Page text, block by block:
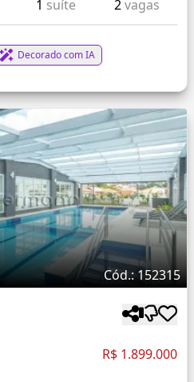
1 suíte 2vagas
Decorado com IA
Cód.: 152315
R$ 1.899.000